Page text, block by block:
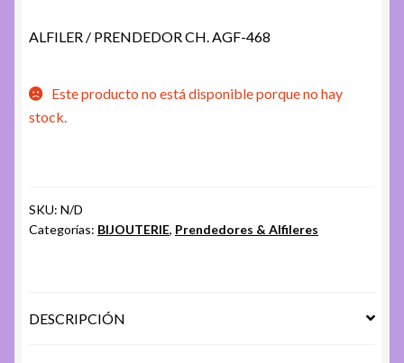
ALFILER / PRENDEDOR CH. AGF-468
Este producto no está disponible porque no hay
stock.
SKU: N/D
Categorías: BIJOUTERIE, Prendedores & Alfileres
DESCRIPCIÓN